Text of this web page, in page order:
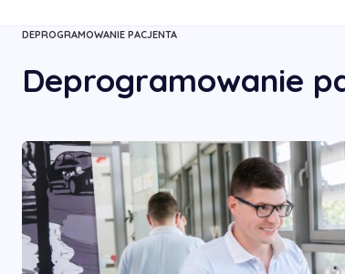
DEPROGRAMOWANIE PACJENTA
Deprogramowanie